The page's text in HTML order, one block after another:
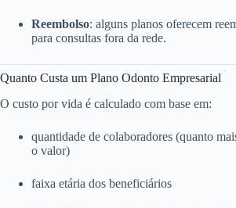
Reembolso: alguns planos oferecem
para consultas fora da rede.
Quanto Custa um Plano Odonto Empresarial
O custo por vida é calculado com base em:
quantidade de colaboradores (quanto
o valor)
faixa etária dos beneficiários